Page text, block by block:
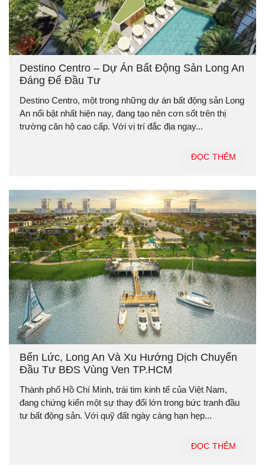
Destino Centro – Dự Án Bất Động Sản Long An
Đáng Để Đầu Tư
Destino Centro, một trong những dự án bất động sản Long
An nổi bật nhất hiện nay, đang tạo nên cơn sốt trên thị
trường căn hộ cao cấp. Với vị trí đắc địa ngay...
ĐỌC THÊM
Bến Lức, Long An Và Xu Hướng Dịch Chuyển
Đầu Tư BĐS Vùng Ven TP.HCM
Thành phố Hồ Chí Minh, trái tim kinh tế của Việt Nam,
đang chứng kiến một sự thay đổi lớn trong bức tranh đầu
tư bất động sản. Với quỹ đất ngày càng hạn hẹp...
ĐỌC THÊM